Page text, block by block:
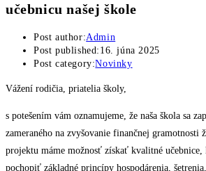
učebnicu našej škole
Post author:Admin
Post published: 16. júna 2025
Post category:Novinky
Vážení rodičia, priatelia školy,
s potešením vám oznamujeme, že naša škola sa
zameraného na zvyšovanie finančnej gramotnosti
projektu máme možnosť získať kvalitné
pochopiť základné princípy hospodárenia,